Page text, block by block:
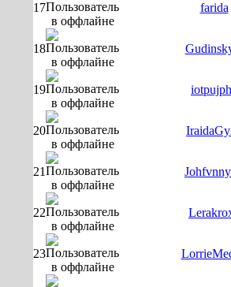
17 farida
18
19
20
21
22
23